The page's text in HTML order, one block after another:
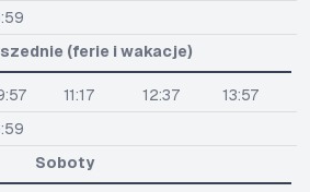
(ferie i wakacje)
11:17 12:37
13:57
Soboty